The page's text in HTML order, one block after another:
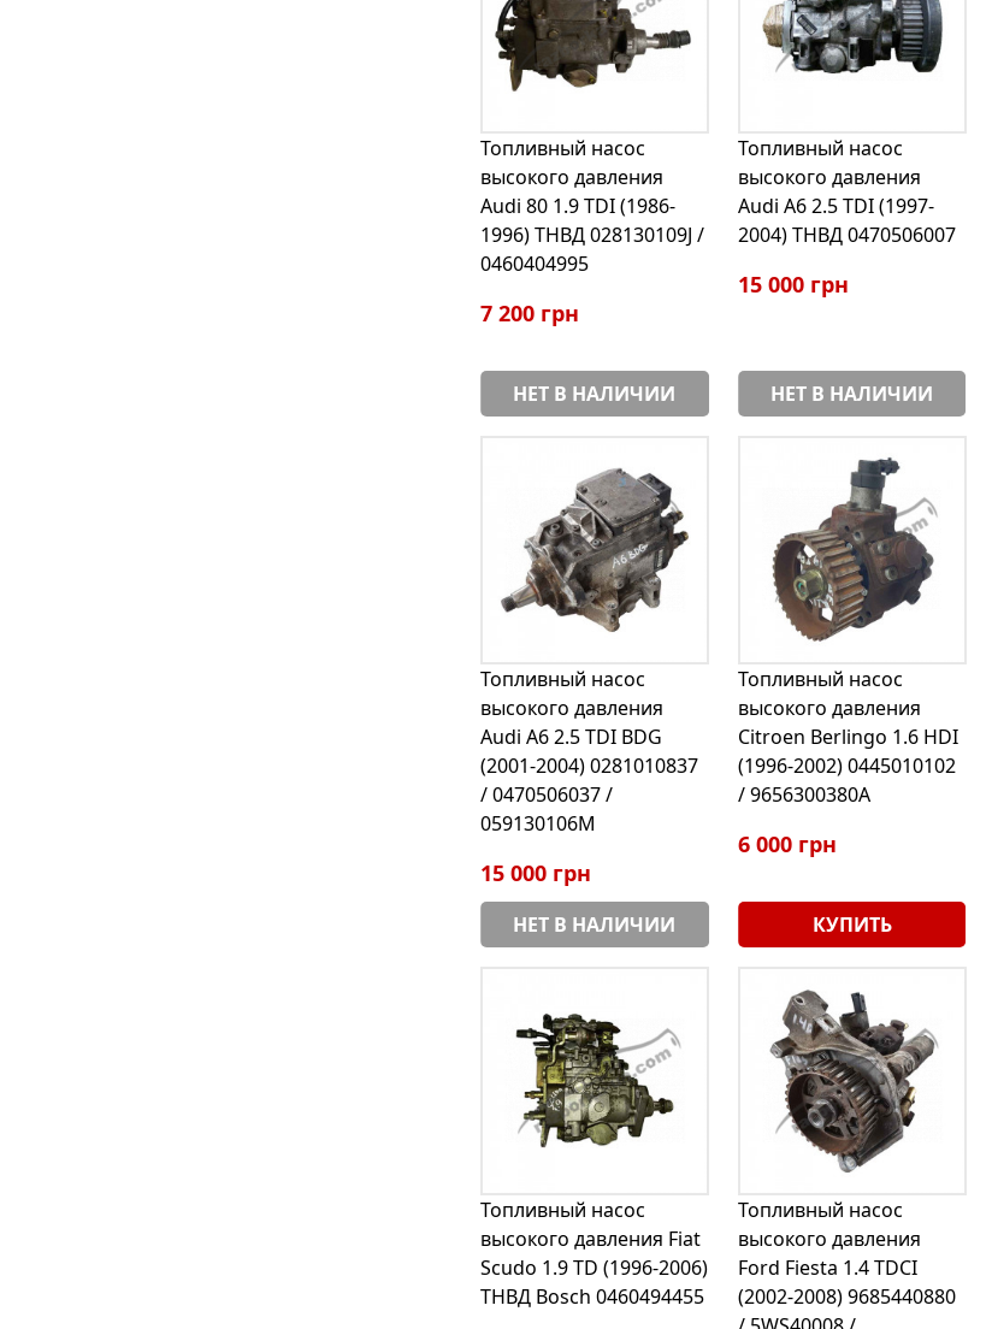
Топливный насос
высокого давления
Audi 80 1.9 TDI (1986-
1996) ТНВД 028130109J /
0460404995
7 200 грн
НЕТ В НАЛИЧИИ
Топливный насос
высокого давления
Audi A6 2.5 TDI (1997-
2004) ТНВД 0470506007
15 000 грн
НЕТ В НАЛИЧИИ
Топливный насос
высокого давления
Audi A6 2.5 TDI BDG
(2001-2004) 0281010837
/ 0470506037 /
059130106M
15 000 грн
НЕТ В НАЛИЧИИ
Топливный насос
высокого давления
Citroen Berlingo 1.6 HDI
(1996-2002) 0445010102
/ 9656300380A
6 000 грн
КУПИТЬ
Топливный насос
высокого давления Fiat
Scudo 1.9 TD (1996-2006)
ТНВД Bosch 0460494455
Топливный насос
высокого давления
Ford Fiesta 1.4 TDCI
(2002-2008) 9685440880